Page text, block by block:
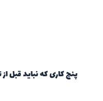
پنج کاری که نباید قبل